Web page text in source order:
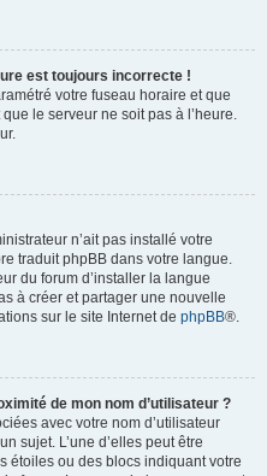
est toujours incorrecte !
votre fuseau horaire et que
le serveur ne soit pas à l’heure.
n’ait pas installé votre
traduit phpBB dans votre langue.
du forum d’installer la langue
à créer et partager une nouvelle
sur le site Internet de phpBB®.
de mon nom d’utilisateur ?
avec votre nom d’utilisateur
sujet. L’une d’elles peut être
étoiles ou des blocs indiquant votre